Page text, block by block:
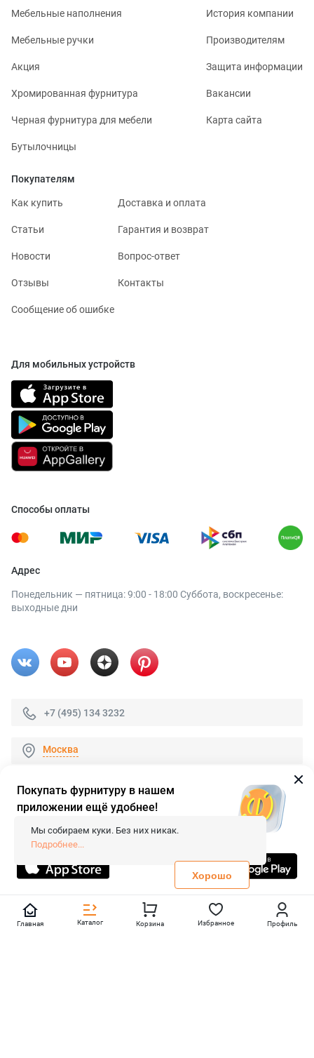
Мебельные наполнения
Мебельные ручки
Акция
Хромированная фурнитура
Черная фурнитура для мебели
Бутылочницы
История компании
Производителям
Защита информации
Вакансии
Карта сайта
Покупателям
Как купить Доставка и оплата
Статьи Гарантия и возврат
Новости Вопрос-ответ
Отзывы Контакты
Сообщение об ошибке
Для мобильных устройств
Способы оплаты
Адрес
Понедельник — пятница: 9:00 - 18:00 Суббота, воскресенье:
выходные дни
+7 (495) 134 3232
Москва
© 2026 «FieraShop.ru»
Сопровождение сайта
- Вебформат.
Все права защищены.
Не является публичной офертой
Политика конфиденциальности
Главная Каталог Корзина Избранное Профиль
Покупать фурнитуру в нашем
приложении ещё удобнее!
Мы собираем куки. Без них никак.
Подробнее...
Хорошо